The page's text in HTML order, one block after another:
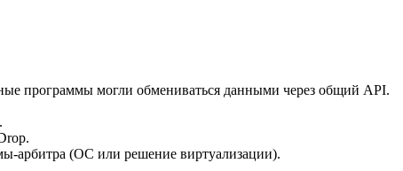
программы могли обмениваться данными через общий API.
арбитра (ОС или решение виртуализации).